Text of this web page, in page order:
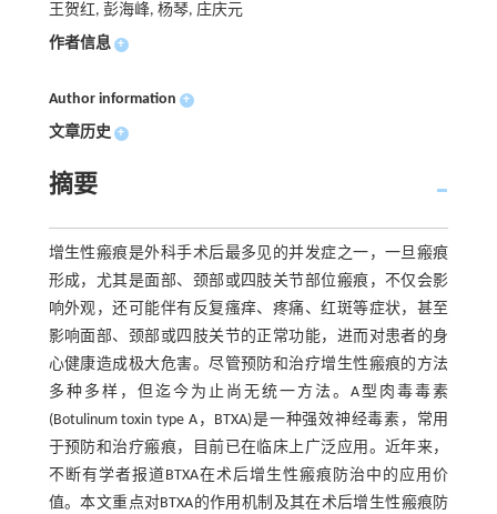
王贺红, 彭海峰, 杨琴, 庄庆元
作者信息 +
Author information +
文章历史 +
摘要
增生性瘢痕是外科手术后最多见的并发症之一，一旦瘢痕
形成，尤其是面部、颈部或四肢关节部位瘢痕，不仅会影
响外观，还可能伴有反复瘙痒、疼痛、红斑等症状，甚至
影响面部、颈部或四肢关节的正常功能，进而对患者的身
心健康造成极大危害。尽管预防和治疗增生性瘢痕的方法
多种多样，但迄今为止尚无统一方法。A型肉毒毒素
(Botulinum toxin type A，BTXA)是一种强效神经毒素，常用
于预防和治疗瘢痕，目前已在临床上广泛应用。近年来，
不断有学者报道BTXA在术后增生性瘢痕防治中的应用价
值。本文重点对BTXA的作用机制及其在术后增生性瘢痕防